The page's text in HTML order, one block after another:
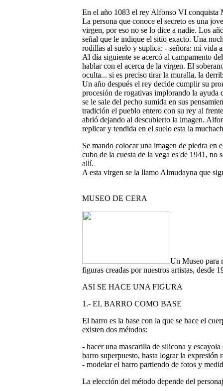
En el año 1083 el rey Alfonso VI conquista
La persona que conoce el secreto es una
virgen, por eso no se lo dice a nadie. Los
señal que le indique el sitio exacto. Una
rodillas al suelo y suplica: - señora: mi vida
Al día siguiente se acercó al campamento
hablar con el acerca de la virgen. El
oculta... si es preciso tirar la muralla, la
Un año después el rey decide cumplir su
procesión de rogativas implorando la ayuda
se le sale del pecho sumida en sus
tradición el pueblo entero con su rey al
abrió dejando al descubierto la imagen.
replicar y tendida en el suelo esta la
Se mando colocar una imagen de piedra en
cubo de la cuesta de la vega es de 1941, no
allí.
A esta virgen se la llamo Almudayna que
MUSEO DE CERA
Un Museo para
figuras creadas por nuestros artistas, desde
ASI SE HACE UNA FIGURA
1.- EL BARRO COMO BASE
El barro es la base con la que se hace el
existen dos métodos:
- hacer una mascarilla de silicona y
barro superpuesto, hasta lograr la expresión
- modelar el barro partiendo de fotos y
La elección del método depende del